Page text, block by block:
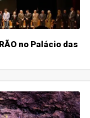
no Palácio das